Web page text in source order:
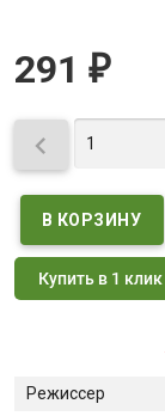
291 ₽

Купить в 1 клик
Режиссер